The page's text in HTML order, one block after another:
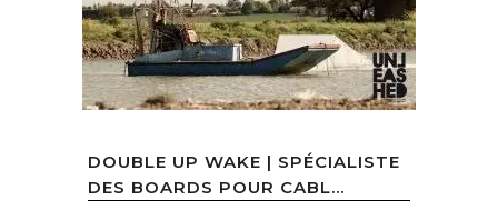
DOUBLE UP WAKE | SPÉCIALISTE
DES BOARDS POUR CABL...